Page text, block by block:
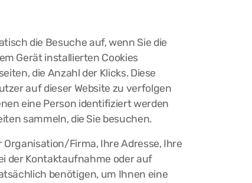
die Besuche auf, wenn Sie die
Gerät installierten Cookies
die Anzahl der Klicks. Diese
auf dieser Website zu verfolgen
eine Person identifiziert werden
sammeln, die Sie besuchen.
Firma, Ihre Adresse, Ihre
der Kontaktaufnahme oder auf
benötigen, um Ihnen eine